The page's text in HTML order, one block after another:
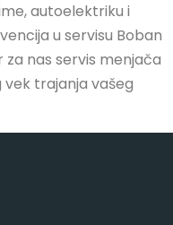
autoelektriku i
u servisu Boban
nas servis menjača
vek trajanja vašeg